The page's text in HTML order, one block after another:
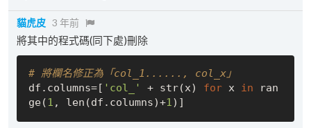
貓虎皮 3 年前
將其中的程式碼(同下處)刪除
# 將欄名修正為「col_1......, col_x」
df.columns=[ 'col_' + str(x) for x in ran
ge(1 , len(df.columns)+1